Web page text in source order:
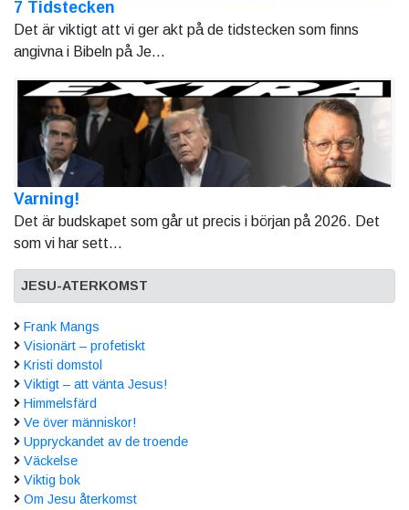
7 Tidstecken
Det är viktigt att vi ger akt på de tidstecken som finns
angivna i Bibeln på Je...
Varning!
Det är budskapet som går ut precis i början på 2026. Det
som vi har sett...
JESU-ATERKOMST
Frank Mangs
Visionärt – profetiskt
Kristi domstol
Viktigt – att vänta Jesus!
Himmelsfärd
Ve över människor!
Uppryckandet av de troende
Väckelse
Viktig bok
Om Jesu återkomst